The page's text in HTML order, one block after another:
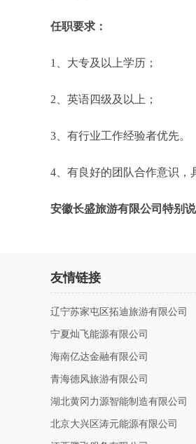
任职要求：
1、大专及以上学历；
2、英语四级及以上；
3、有行业工作经验者优先。
4、有良好的团队合作意识，
安徽长盛旅游有限公司特别说
友情链接
辽宁苏家屯区拓迪旅游有限公司
宁夏灿飞能源有限公司
海南亿达金融有限公司
青海德风旅游有限公司
湖北黄冈力源智能制造有限公司
北京大兴区涛元能源有限公司